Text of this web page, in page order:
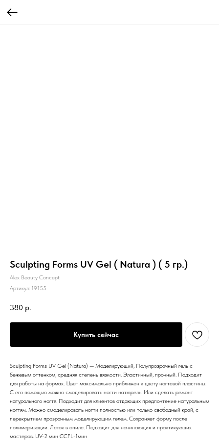
Sculpting Forms UV Gel ( Natura ) ( 5 гр.)
Alex Beauty Concept
Артикул: 19155
380 р.
Купить сейчас
Sculpting Forms UV Gel (Natura) — Моделирующий, Полупрозрачный гель с
бежевым оттенком, средняя степень вязкости. Эластичный, прочный. Подходит
для работы на формах. Цвет максимально приближен к цвету ногтевой пластины.
С его помощью можно смоделировать ногти натюрель. Или сделать ремонт
натурального ногтя. Подходит для клиентов отдающих предпочтение натуральным
ногтям. Можно смоделировать ногти полностью или только свободный край, с
перекрытием прозрачным моделирующим гелем. Сохраняет форму после
полимеризации. Легок в опиле. Подходит для начинающих и практикующих
мастеров. UV-2 мин CCFL-1мин